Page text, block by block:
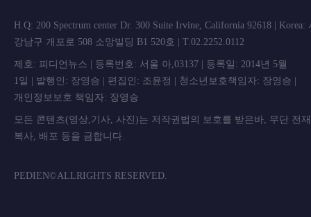
H.Q: 200 Spectrum center Dr. 300 Suite Irvine, California 92618 | Korea:
강남구 개포로 508 소망빌딩 B1 520호 | T.02.2252.0112
제호: 피디언뉴스 | 등록번호: 서울 아,03137 | 등록일: 2014년 5월
1일 | 발행인: 장영승 | 편집인: 조윤정 | 청소년보호책임자: 장영승 |
개인정보보호 책임자: 장영승
모든 콘텐츠(영상,기사, 사진)는 저작권법의 보호를 받은바, 무단 전
복사, 배포 등을 금합니
PEDIEN©ALLRIGHTS RESERVED.